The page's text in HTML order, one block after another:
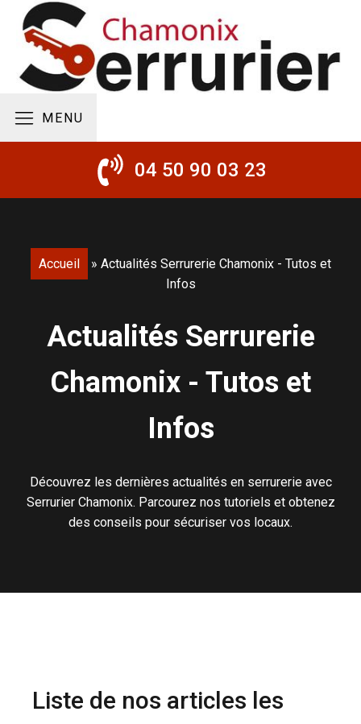
MENU
04 50 90 03 23
Accueil » Actualités Serrurerie Chamonix - Tutos et
Infos
Actualités Serrurerie
Chamonix - Tutos et
Infos
Découvrez les dernières actualités en serrurerie avec
Serrurier Chamonix. Parcourez nos tutoriels et obtenez
des conseils pour sécuriser vos locaux.
Liste de nos articles les